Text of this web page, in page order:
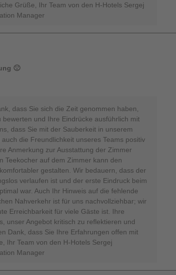
Grüße, Ihr Team von den H-Hotels Sergej
Manager
🙁
dass Sie sich die Zeit genommen haben,
bewerten und Ihre Eindrücke ausführlich mit
dass Sie mit der Sauberkeit in unserem
die Freundlichkeit unseres Teams positiv
Anmerkung zur Ausstattung der Zimmer
Teekocher auf dem Zimmer kann den
gestalten. Wir bedauern, dass der
verlaufen ist und der erste Eindruck beim
war. Auch Ihr Hinweis auf die fehlende
Nahverkehr ist für uns nachvollziehbar; wir
Erreichbarkeit für viele Gäste ist. Ihre
unser Angebot kritisch zu reflektieren und
Dank, dass Sie Ihre Erfahrungen offen mit
Ihr Team von den H-Hotels Sergej
Manager